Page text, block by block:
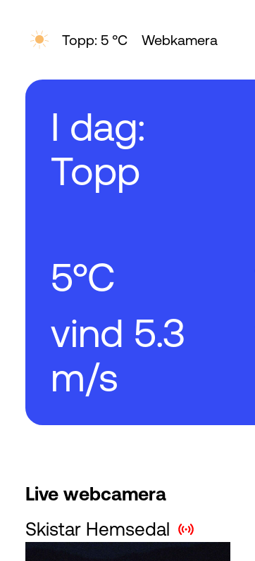
Topp: 5 °C Webkamera
I dag:
Topp
5°C
vind 5.3
m/s
Live webcamera
Skistar Hemsedal